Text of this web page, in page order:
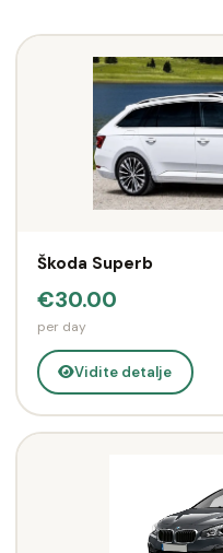
Škoda Superb
€30.00
per day
Vidite detalje